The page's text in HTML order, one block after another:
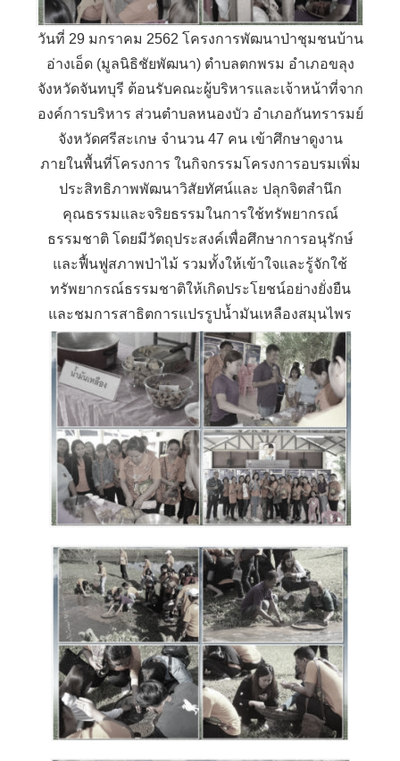
วันที่ 29 มกราคม 2562 โครงการพัฒนาป่าชุมชนบ้าน
อ่างเอ็ด (มูลนิธิชัยพัฒนา) ตำบลตกพรม อำเภอขลุง
จังหวัดจันทบุรี ต้อนรับคณะผู้บริหารและเจ้าหน้าที่จาก
องค์การบริหาร ส่วนตำบลหนองบัว อำเภอกันทรารมย์
จังหวัดศรีสะเกษ จำนวน 47 คน เข้าศึกษาดูงาน
ภายในพื้นที่โครงการ ในกิจกรรมโครงการอบรมเพิ่ม
ประสิทธิภาพพัฒนาวิสัยทัศน์และ ปลุกจิตสำนึก
คุณธรรมและจริยธรรมในการใช้ทรัพยากรณ์
ธรรมชาติ โดยมีวัตถุประสงค์เพื่อศึกษาการอนุรักษ์
และฟื้นฟูสภาพป่าไม้ รวมทั้งให้เข้าใจและรู้จักใช้
ทรัพยากรณ์ธรรมชาติให้เกิดประโยชน์อย่างยั่งยืน
และชมการสาธิตการแปรรูปน้ำมันเหลืองสมุนไพร